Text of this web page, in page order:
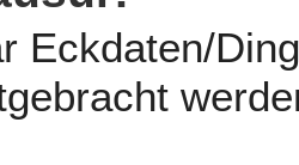
Eckdaten/